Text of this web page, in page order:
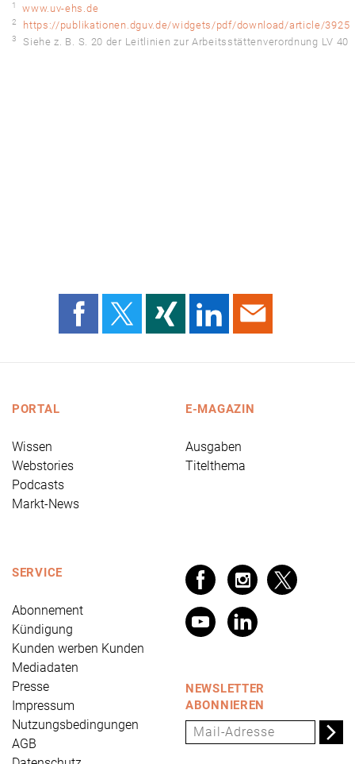
1 www.uv-ehs.de
2 https://publikationen.dguv.de/widgets/pdf/download/article/3925
3 Siehe z. B. S. 20 der Leitlinien zur Arbeitsstättenverordnung LV 40
PORTAL
Wissen
Webstories
Podcasts
Markt-News
E-MAGAZIN
Ausgaben
Titelthema
SERVICE
Abonnement
Kündigung
Kunden werben Kunden
Mediadaten
Presse
Impressum
Nutzungsbedingungen
AGB
NEWSLETTER
ABONNIEREN